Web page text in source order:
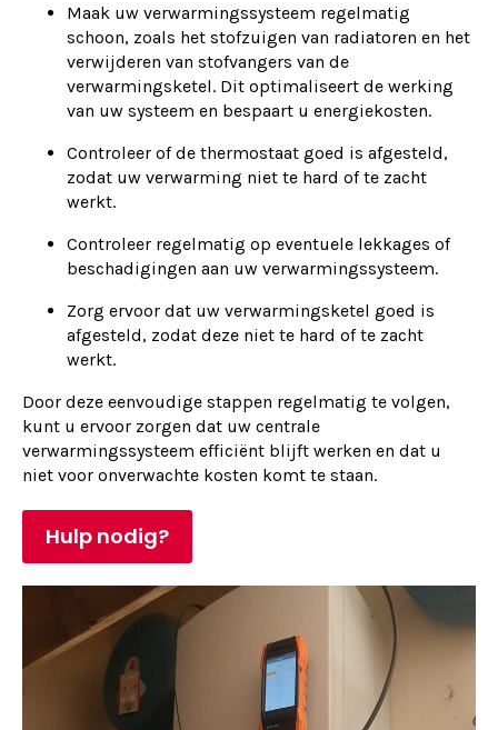
Maak uw verwarmingssysteem regelmatig
schoon, zoals het stofzuigen van radiatoren en het
verwijderen van stofvangers van de
verwarmingsketel. Dit optimaliseert de werking
van uw systeem en bespaart u energiekosten.
Controleer of de thermostaat goed is afgesteld,
zodat uw verwarming niet te hard of te zacht
werkt.
Controleer regelmatig op eventuele lekkages of
beschadigingen aan uw verwarmingssysteem.
Zorg ervoor dat uw verwarmingsketel goed is
afgesteld, zodat deze niet te hard of te zacht
werkt.
Door deze eenvoudige stappen regelmatig te volgen,
kunt u ervoor zorgen dat uw centrale
verwarmingssysteem efficiënt blijft werken en dat u
niet voor onverwachte kosten komt te staan.
Hulp nodig?